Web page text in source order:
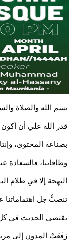
بسم الله والصلاة
قدر الله علي أن
بصناعة المحتوى،
وطاقاتنا،
البهجة إلا في ظلام
تنصبُّ جل اهتماماتنا
يقتضي الحديث في كل
رَفَعَتْ المدون إلى